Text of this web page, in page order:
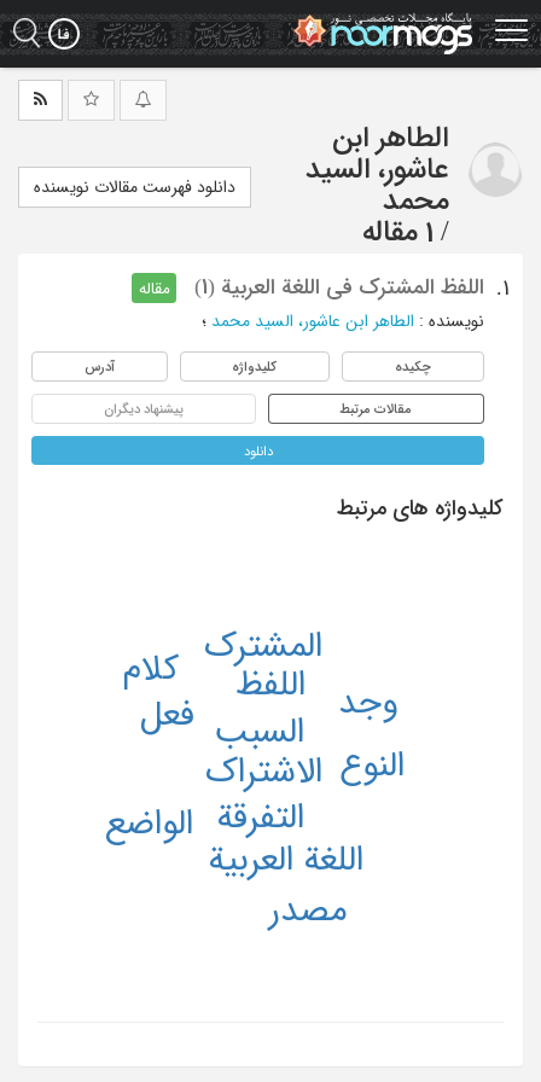
Skip
to
main
الطاهر ابن
عاشور، السید
محمد
/ 1 مقاله
دانلود فهرست مقالات نویسنده
1. اللفظ المشترک فی اللغة العربیة (1)
مقاله
نویسنده : الطاهر ابن عاشور، السید محمد ؛
چکیده کلیدواژه آدرس
مقالات مرتبط پیشنهاد دیگران
دانلود
کلیدواژه های مرتبط
الاشتراک
التفرقة
السبب
اللغة العربیة
اللفظ
المشترک
النوع
الواضع
فعل
مصدر
وجد
کلام